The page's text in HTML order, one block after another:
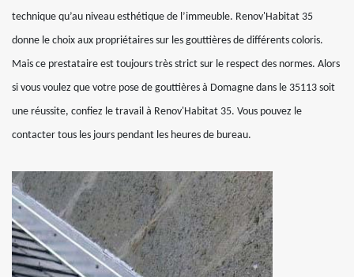
technique qu’au niveau esthétique de l’immeuble. Renov'Habitat 35
donne le choix aux propriétaires sur les gouttières de différents coloris.
Mais ce prestataire est toujours très strict sur le respect des normes. Alors
si vous voulez que votre pose de gouttières à Domagne dans le 35113 soit
une réussite, confiez le travail à Renov'Habitat 35. Vous pouvez le
contacter tous les jours pendant les heures de bureau.